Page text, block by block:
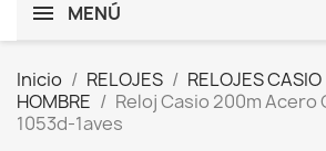
MENÚ
Inicio RELOJES RELOJES CASIO
HOMBRE
Reloj Casio 200m
1053d-1aves